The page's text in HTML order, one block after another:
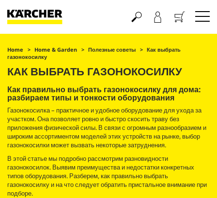
Корзина
Home Home & Garden Полезные советы
Как выбрать
газонокосилку
КАК ВЫБРАТЬ ГАЗОНОКОСИЛКУ
Как правильно выбрать газонокосилку для дома:
разбираем типы и тонкости оборудования
Газонокосилка – практичное и удобное оборудование для ухода за
участком. Она позволяет ровно и быстро скосить траву без
приложения физической силы. В связи с огромным разнообразием и
широким ассортиментом моделей этих устройств на рынке, выбор
газонокосилки может вызвать некоторые затруднения.
В этой статье мы подробно рассмотрим разновидности
газонокосилок. Выявим преимущества и недостатки конкретных
типов оборудования. Разберем, как правильно выбрать
газонокосилку и на что следует обратить пристальное внимание при
подборе.